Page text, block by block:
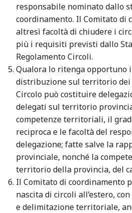
responsabile nominato dallo
coordinamento. Il Comitato di
altresì facoltà di chiudere i
più i requisiti previsti dallo
Regolamento Circoli.
Qualora lo ritenga opportuno
distribuzione sul territorio dei
Circolo può costituire
delegati sul territorio
competenze territoriali, il
reciproca e le facoltà del
delegazione; fatte salve la
provinciale, nonché la
territorio della provincia, del
Il Comitato di coordinamento
nascita di circoli all’estero,
e delimitazione territoriale,